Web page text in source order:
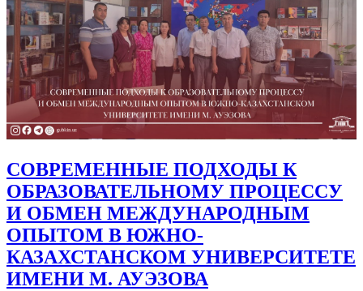
СОВРЕМЕННЫЕ ПОДХОДЫ К
ОБРАЗОВАТЕЛЬНОМУ ПРОЦЕССУ
И ОБМЕН МЕЖДУНАРОДНЫМ
ОПЫТОМ В ЮЖНО-
КАЗАХСТАНСКОМ УНИВЕРСИТЕТЕ
ИМЕНИ М. АУЭЗОВА